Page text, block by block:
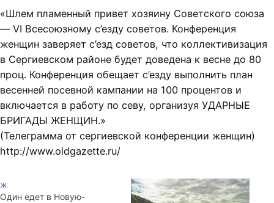
«Шлем пламенный привет хозяину Советского союза
— VI Всесоюзному с’езду советов. Конференция
женщин заверяет с’езд советов, что коллективизация
в Сергиевском районе будет доведена к весне до 80
проц. Конференция обещает с’езду выполнить план
весенней посевной кампании на 100 процентов и
включается в работу по севу, организуя УДАРНЫЕ
БРИГАДЫ ЖЕНЩИН.»
(Телеграмма от сергиевской конференции женщин)
http://www.oldgazette.ru/
ж
Один едет в Новую-